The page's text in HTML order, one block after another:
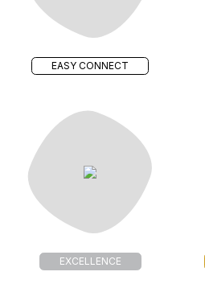
EASY CONNECT
EXCELLENCE